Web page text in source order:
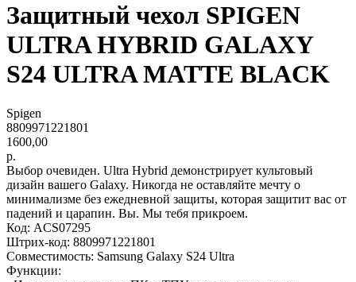
Защитный чехол SPIGEN
ULTRA HYBRID GALAXY
S24 ULTRA MATTE BLACK
Spigen
8809971221801
1600,00
р.
Выбор очевиден. Ultra Hybrid демонстрирует культовый
дизайн вашего Galaxy. Никогда не оставляйте мечту о
минимализме без ежедневной защиты, которая защитит вас от
падений и царапин. Вы. Мы тебя прикроем.
Код: ACS07295
Штрих-код: 8809971221801
Совместимость: Samsung Galaxy S24 Ultra
Функции: